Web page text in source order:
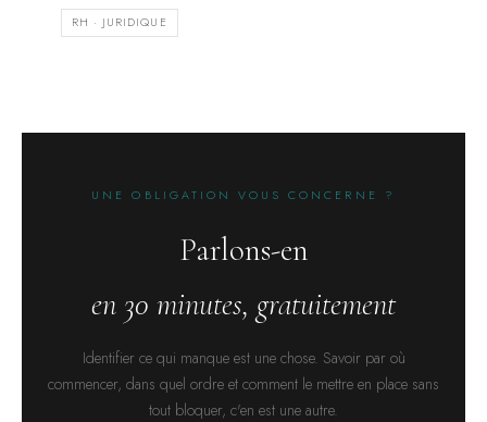
RH · JURIDIQUE
UNE OBLIGATION VOUS CONCERNE ?
Parlons-en
en 30 minutes, gratuitement
Identifier ce qui manque est une chose. Savoir par où
commencer, dans quel ordre et comment le mettre en place sans
tout bloquer, c'en est une autre.